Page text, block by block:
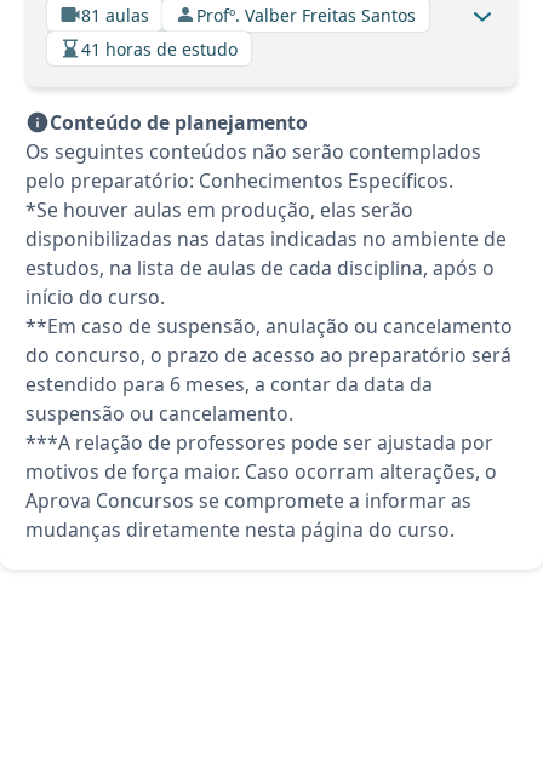
81 aulas
Profº. Valber Freitas Santos
41 horas de estudo
Conteúdo de planejamento
Os seguintes conteúdos não serão contemplados
pelo preparatório: Conhecimentos Específicos.
*Se houver aulas em produção, elas serão
disponibilizadas nas datas indicadas no ambiente de
estudos, na lista de aulas de cada disciplina, após o
início do curso.
**Em caso de suspensão, anulação ou cancelamento
do concurso, o prazo de acesso ao preparatório será
estendido para 6 meses, a contar da data da
suspensão ou cancelamento.
***A relação de professores pode ser ajustada por
motivos de força maior. Caso ocorram alterações, o
Aprova Concursos se compromete a informar as
mudanças diretamente nesta página do curso.